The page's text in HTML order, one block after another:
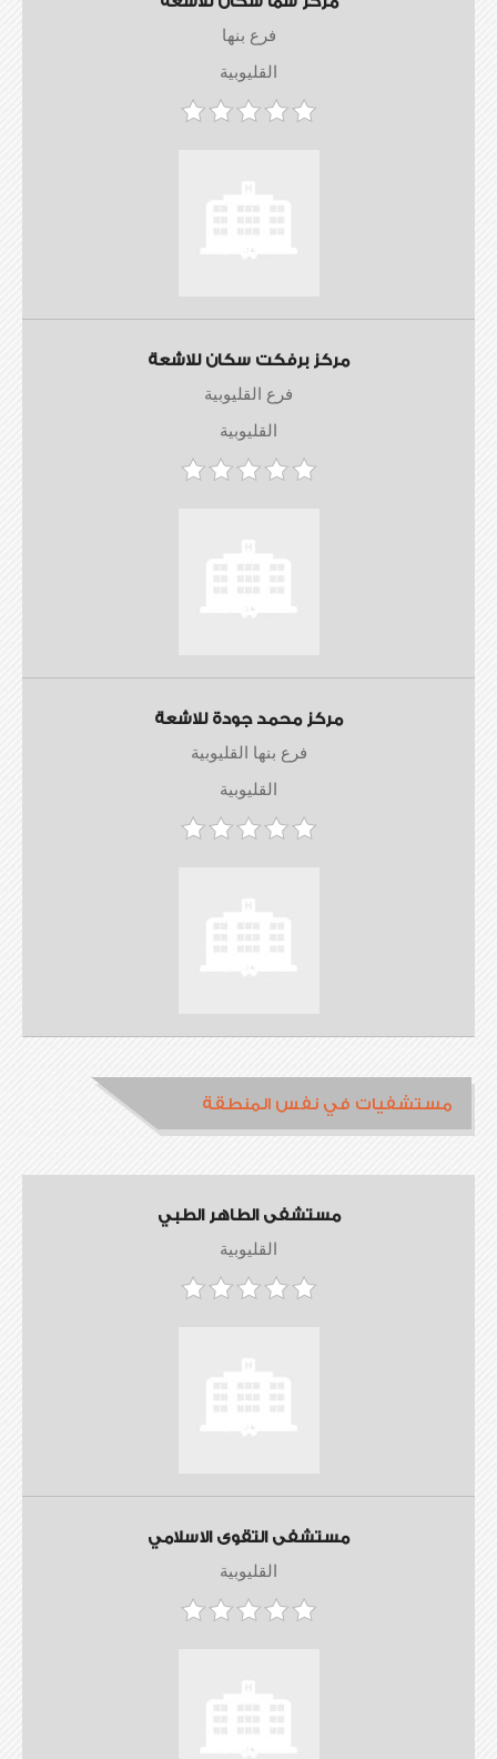
فرع بنها
القليوبية
مركز برفكت سكان للاشعة
فرع القليوبية
القليوبية
مركز محمد جودة للاشعة
فرع بنها القليوبية
القليوبية
مستشفيات في نفس المنطقة
مستشفى الطاهر الطبي
القليوبية
مستشفى التقوى الاسلامي
القليوبية